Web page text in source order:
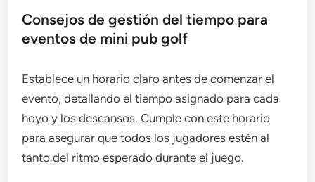
Consejos de gestión del tiempo para
eventos de mini pub golf
Establece un horario claro antes de comenzar el
evento, detallando el tiempo asignado para cada
hoyo y los descansos. Cumple con este horario
para asegurar que todos los jugadores estén al
tanto del ritmo esperado durante el juego.